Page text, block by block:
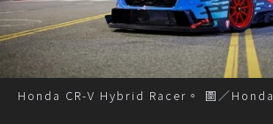
Honda CR-V Hybrid Racer。 圖／Honda